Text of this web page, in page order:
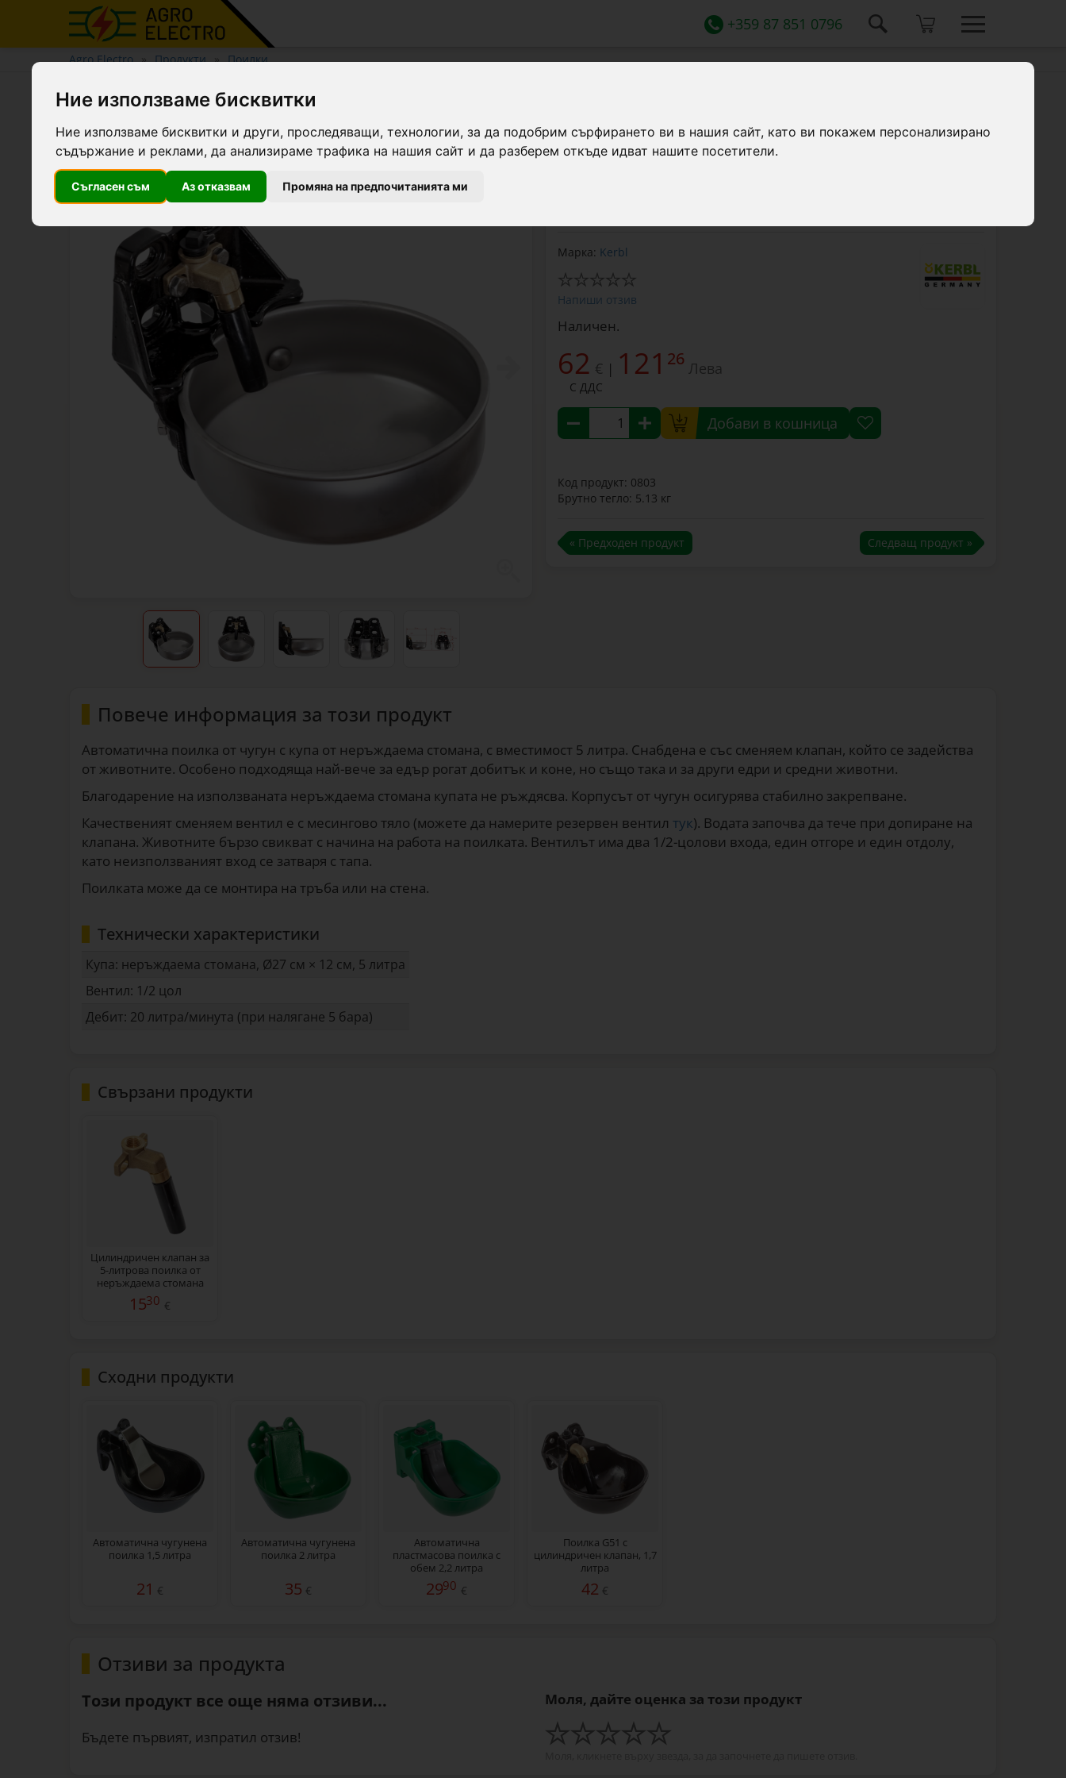
Ние използваме бисквитки
Ние използваме бисквитки и други, проследяващи, технологии, за да подобрим сърфирането ви в нашия сайт, като ви покажем персонализирано
съдържание и реклами, да анализираме трафика на нашия сайт и да разберем откъде идват нашите посетители.
Съгласен съм Аз отказвам Промяна на предпочитанията ми
+359 87 851 0796
Agro Electro Продукти Поилки
Поилка от чугун и неръждаема стомана с цилиндричен клапан, 5 литра
Автоматична чугунена поилка с водосъдържател от
Марка: Kerbl
Напиши отзив
Наличен.
62 € | 121 26 Лева
С ДДС
Добави в кошница
Код продукт: 0803
Брутно тегло: 5.13 кг
« Предходен продукт Следващ продукт »
Повече информация за този продукт
Автоматична поилка от чугун с купа от неръждаема стомана, с вместимост 5 литра. Снабдена е със сменяем клапан, който се задейства
от животните. Особено подходяща най-вече за едър рогат добитък и коне, но също така и за други едри и средни животни.
Благодарение на използваната неръждаема стомана купата не ръждясва. Корпусът от чугун осигурява стабилно закрепване.
Качественият сменяем вентил е с месингово тяло (можете да намерите резервен вентил тук). Водата започва да тече при допиране на
клапана. Животните бързо свикват с начина на работа на поилката. Вентилът има два 1/2-цолови входа, един отгоре и един отдолу,
като неизползваният вход се затваря с тапа.
Поилката може да се монтира на тръба или на стена.
Технически характеристики
Купа: неръждаема стомана, Ø27 см × 12 см, 5 литра
Вентил: 1/2 цол
Дебит: 20 литра/минута (при налягане 5 бара)
Свързани продукти
Цилиндричен клапан за
5-литрова поилка от
неръждаема стомана
1530 €
Сходни продукти
Автоматична чугунена
поилка 1,5 литра
21 €
Автоматична чугунена
поилка 2 литра
35 €
Автоматична
пластмасова поилка с
обем 2,2 литра
2990 €
Поилка G51 с
цилиндричен клапан, 1,7
литра
42 €
Отзиви за продукта
Този продукт все още няма отзиви...
Бъдете първият, изпратил отзив!
Моля, дайте оценка за този продукт